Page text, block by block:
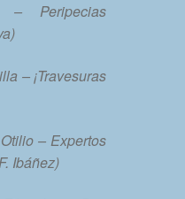
Peripecias
– ¡Travesuras
– Expertos
Ibáñez)